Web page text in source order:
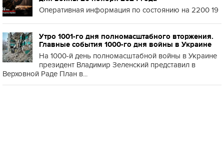
Оперативная информация по состоянию на 2200 19
Утро 1001-го дня полномасштабного вторжения.
Главные события 1000-го дня войны в Украине
На 1000-й день полномасштабной войны в Украине
президент Владимир Зеленский представил в
Верховной Раде План в...